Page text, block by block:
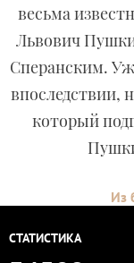
весьма
Львович
Сперанским. Уж
впоследствии,
который
Из
СТАТИСТИКА